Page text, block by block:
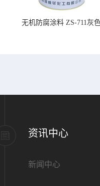
无机防腐涂料 ZS-711灰
资讯中心
新闻中心